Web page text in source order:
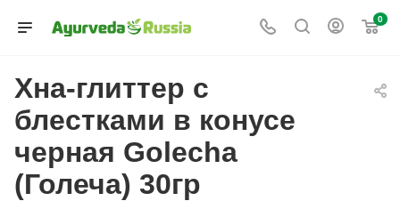
0
Хна-глиттер с
блестками в конусе
черная Golecha
(Голеча) 30гр